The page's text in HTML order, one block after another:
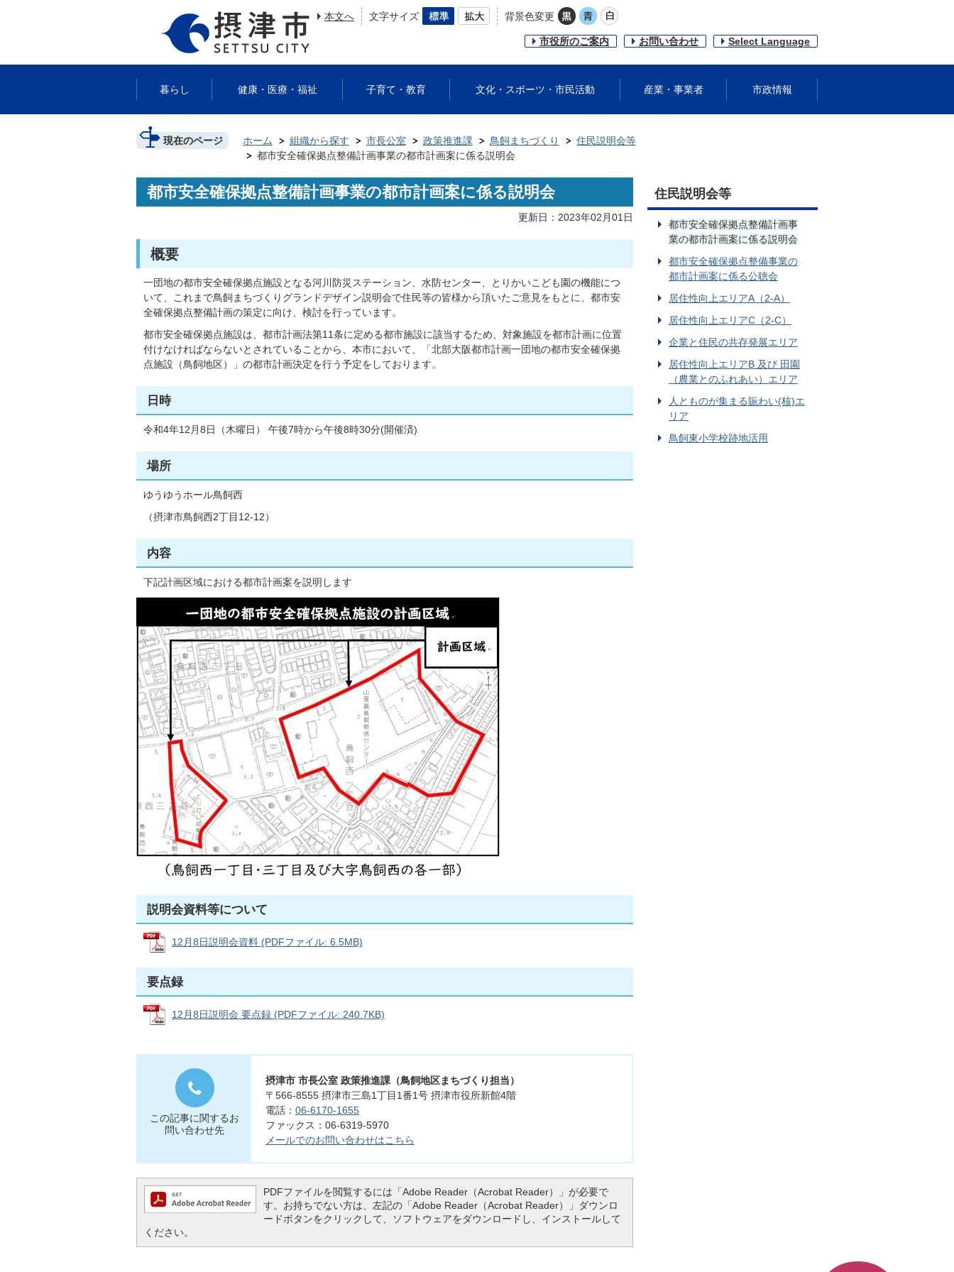
本文へ 文字サイズ 背景色変更
市役所のご案内 お問い合わせ Select Language
暮らし 健康・医療・福祉 子育て・教育 文化・スポーツ・市民活動 産業・事業者 市政情報
現在のページ ホーム 組織から探す 市長公室 政策推進課 鳥飼まちづくり
住民説明会等
都市安全確保拠点整備計画事業の都市計画案に係る説明会
都市安全確保拠点整備計画事業の都市計画案に係る説明会
更新日：2023年02月01日
概要
一団地の都市安全確保拠点施設となる河川防災ステーション、水防センター、とりかいこども園の機能につ
いて、これまで鳥飼まちづくりグランドデザイン説明会で住民等の皆様から頂いたご意見をもとに、都市安
全確保拠点整備計画の策定に向け、検討を行っています。
都市安全確保拠点施設は、都市計画法第11条に定める都市施設に該当するため、対象施設を都市計画に位置
付けなければならないとされていることから、本市において、「北部大阪都市計画一団地の都市安全確保拠
点施設（鳥飼地区）」の都市計画決定を行う予定をしております。
日時
令和4年12月8日（木曜日） 午後7時から午後8時30分(開催済)
場所
ゆうゆうホール鳥飼西
（摂津市鳥飼西2丁目12-12）
内容
下記計画区域における都市計画案を説明します
説明会資料等について
12月8日説明会資料 (PDFファイル: 6.5MB)
要点録
12月8日説明会 要点録 (PDFファイル: 240.7KB)
この記事に関するお
問い合わせ先
摂津市 市長公室 政策推進課（鳥飼地区まちづくり担当）
〒566-8555 摂津市三島1丁目1番1号 摂津市役所新館4階
電話： 06-6170-1655
ファックス：06-6319-5970
メールでのお問い合わせはこちら
PDFファイルを閲覧するには「Adobe Reader（Acrobat Reader）」が必要で
す。お持ちでない方は、左記の「Adobe Reader（Acrobat Reader）」ダウンロ
ードボタンをクリックして、ソフトウェアをダウンロードし、インストールして
ください。
住民説明会等
都市安全確保拠点整備計画事
業の都市計画案に係る説明会
都市安全確保拠点整備事業の
都市計画案に係る公聴会
居住性向上エリアA（2-A）
居住性向上エリアC（2-C）
企業と住民の共存発展エリア
居住性向上エリアB 及び 田園
（農業とのふれあい）エリア
人とものが集まる賑わい(核)エ
リア
鳥飼東小学校跡地活用